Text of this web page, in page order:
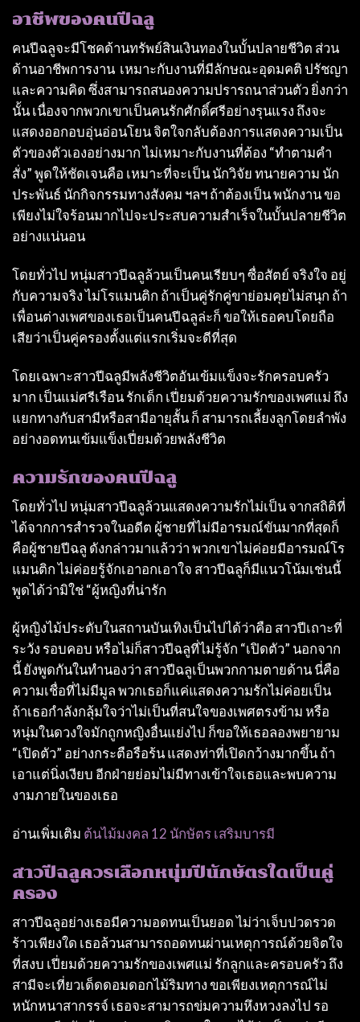
อาชีพของคนปีฉลู
คนปีฉลูจะมีโชคด้านทรัพย์สินเงินทองในบั้นปลายชีวิต ส่วน
ด้านอาชีพการงาน เหมาะกับงานที่มีลักษณะอุดมคติ ปรัชญา
และความคิด ซึ่งสามารถสนองความปรารถนาส่วนตัว ยิ่งกว่า
นั้น เนื่องจากพวกเขาเป็นคนรักศักดิ์ศรีอย่างรุนแรง ถึงจะ
แสดงออกอบอุ่นอ่อนโยน จิตใจกลับต้องการแสดงความเป็น
ตัวของตัวเองอย่างมาก ไม่เหมาะกับงานที่ต้อง “ทําตามคํา
สั่ง” พูดให้ชัดเจนคือ เหมาะที่จะเป็น นักวิจัย ทนายความ นัก
ประพันธ์ นักกิจกรรมทางสังคม ฯลฯ ถ้าต้องเป็น พนักงาน ขอ
เพียงไม่ใจร้อนมากไปจะประสบความสําเร็จในบั้นปลายชีวิต
อย่างแน่นอน
โดยทั่วไป หนุ่มสาวปีฉลูล้วนเป็นคนเรียบๆ ซื่อสัตย์ จริงใจ อยู่
กับความจริง ไม่โรแมนติก ถ้าเป็นคู่รักคู่ขาย่อมคุยไม่สนุก ถ้า
เพื่อนต่างเพศของเธอเป็นคนปีฉลูล่ะก็ ขอให้เธอคบโดยถือ
เสียว่าเป็นคู่ครองตั้งแต่แรกเริ่มจะดีที่สุด
โดยเฉพาะสาวปีฉลูมีพลังชีวิตอันเข้มแข็งจะรักครอบครัว
มาก เป็นแม่ศรีเรือน รักเด็ก เปี่ยมด้วยความรักของเพศแม่ ถึง
แยกทางกับสามีหรือสามีอายุสั้น ก็ สามารถเลี้ยงลูกโดยลําพัง
อย่างอดทนเข้มแข็งเปี่ยมด้วยพลังชีวิต
ความรักของคนปีฉลู
โดยทั่วไป หนุ่มสาวปีฉลูล้วนแสดงความรักไม่เป็น จากสถิติที่
ได้จากการสํารวจในอดีต ผู้ชายที่ไม่มีอารมณ์ขันมากที่สุดก็
คือผู้ชายปีฉลู ดังกล่าวมาแล้วว่า พวกเขาไม่ค่อยมีอารมณ์โร
แมนติก ไม่ค่อยรู้จักเอาอกเอาใจ สาวปีฉลูก็มีแนวโน้มเช่นนี้
พูดได้ว่ามิใช่ “ผู้หญิงที่น่ารัก
ผู้หญิงไม้ประดับในสถานบันเทิงเป็นไปได้ว่าคือ สาวปีเถาะที่
ระวัง รอบคอบ หรือไม่ก็สาวปีฉลูที่ไม่รู้จัก “เปิดตัว” นอกจาก
นี้ ยังพูดกันในทํานองว่า สาวปีฉลูเป็นพวกกามตายด้าน นี่คือ
ความเชื่อที่ไม่มีมูล พวกเธอก็แค่แสดงความรักไม่ค่อยเป็น
ถ้าเธอกําลังกลุ้มใจว่าไม่เป็นที่สนใจของเพศตรงข้าม หรือ
หนุ่มในดวงใจมักถูกหญิงอื่นแย่งไป ก็ขอให้เธอลองพยายาม
“เปิดตัว” อย่างกระตือรือร้น แสดงท่าที่เปิดกว้างมากขึ้น ถ้า
เอาแต่นิ่งเงียบ อีกฝ่ายย่อมไม่มีทางเข้าใจเธอและพบความ
งามภายในของเธอ
อ่านเพิ่มเติม ต้นไม้มงคล 12 นักษัตร เสริมบารมี
สาวปีฉลูควรเลือกหนุ่มปีนักษัตรใดเป็นคู่
ครอง
สาวปีฉลูอย่างเธอมีความอดทนเป็นยอด ไม่ว่าเจ็บปวดรวด
ร้าวเพียงใด เธอล้วนสามารถอดทนผ่านเหตุการณ์ด้วยจิตใจ
ที่สงบ เปี่ยมด้วยความรักของเพศแม่ รักลูกและครอบครัว ถึง
สามีจะเที่ยวเด็ดดอมดอกไม้ริมทาง ขอเพียงเหตุการณ์ไม่
หนักหนาสากรรจ์ เธอจะสามารถข่มความหึงหวงลงไป รอ